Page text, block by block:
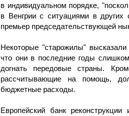
в индивидуальном порядке,
в Венгрии с ситуациями в
премьер председательствующей
Некоторые "старожилы"
что они в последние годы
догнать передовые страны.
рассчитывающие на помощь,
бюджетные расходы.
Европейский банк